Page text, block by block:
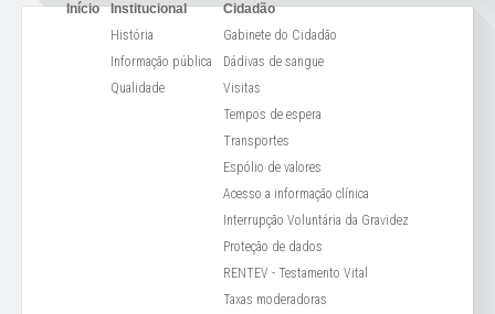
Início
Institucional
História
Informação pública
Qualidade
Cidadão
Gabinete do Cidadão
Dádivas de sangue
Visitas
Tempos de espera
Transportes
Espólio de valores
Acesso a informação clínica
Interrupção Voluntária da Gravidez
Proteção de dados
RENTEV - Testamento Vital
Taxas moderadoras